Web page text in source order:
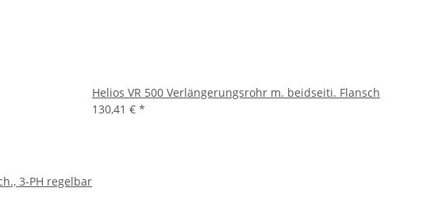
3-PH regelbar
Helios VR 500 Verlängerungsrohr m. beidseiti. Flansch
130,41 € *